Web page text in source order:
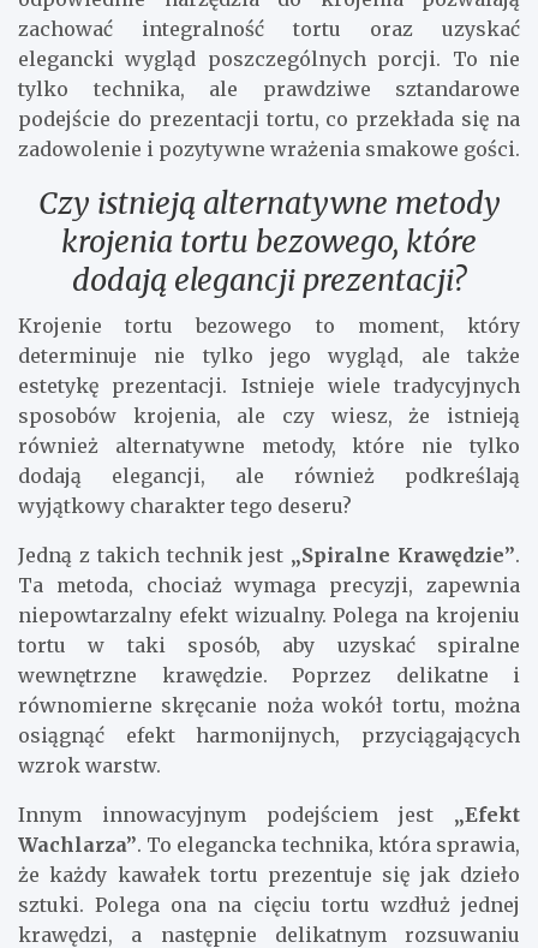
zachować integralność tortu oraz uzyskać
elegancki wygląd poszczególnych porcji. To nie
tylko technika, ale prawdziwe sztandarowe
podejście do prezentacji tortu, co przekłada się na
zadowolenie i pozytywne wrażenia smakowe gości.
Czy istnieją alternatywne metody
krojenia tortu bezowego, które
dodają elegancji prezentacji?
Krojenie tortu bezowego to moment, który
determinuje nie tylko jego wygląd, ale także
estetykę prezentacji. Istnieje wiele tradycyjnych
sposobów krojenia, ale czy wiesz, że istnieją
również alternatywne metody, które nie tylko
dodają elegancji, ale również podkreślają
wyjątkowy charakter tego deseru?
Jedną z takich technik jest „Spiralne Krawędzie”.
Ta metoda, chociaż wymaga precyzji, zapewnia
niepowtarzalny efekt wizualny. Polega na krojeniu
tortu w taki sposób, aby uzyskać spiralne
wewnętrzne krawędzie. Poprzez delikatne i
równomierne skręcanie noża wokół tortu, można
osiągnąć efekt harmonijnych, przyciągających
wzrok warstw.
Innym innowacyjnym podejściem jest „Efekt
Wachlarza”. To elegancka technika, która sprawia,
że każdy kawałek tortu prezentuje się jak dzieło
sztuki. Polega ona na cięciu tortu wzdłuż jednej
krawędzi, a następnie delikatnym rozsuwaniu